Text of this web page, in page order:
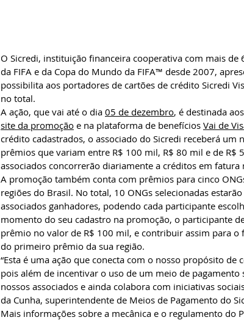
O Sicredi, instituição financeira cooperativa com mais de
da FIFA e da Copa do Mundo da FIFA™ desde 2007,
possibilita aos portadores de cartões de crédito Sicredi
no total.
A ação, que vai até o dia 05 de dezembro, é destinada
site da promoção e na plataforma de benefícios Vai de
crédito cadastrados, o associado do Sicredi receberá
prêmios que variam entre R$ 100 mil, R$ 80 mil e de R$
associados concorrerão diariamente a créditos em fatura
A promoção também conta com prêmios para cinco
regiões do Brasil. No total, 10 ONGs selecionadas
associados ganhadores, podendo cada participante
momento do seu cadastro na promoção, o participante
prêmio no valor de R$ 100 mil, e contribuir assim para
do primeiro prêmio da sua região.
“Esta é uma ação que conecta com o nosso propósito
pois além de incentivar o uso de um meio de
nossos associados e ainda colabora com iniciativas
da Cunha, superintendente de Meios de Pagamento do
Mais informações sobre a mecânica e o regulamento do